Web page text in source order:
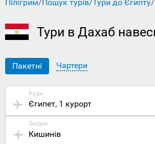
Пілігрим/Пошук турів/Тури до Єгипту/
Тури в Дахаб
Пакетні Чартери
Куди
Єгипет, 1 курорт
Звідки
Кишинів